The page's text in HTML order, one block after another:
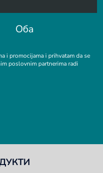
Оба
i promocijama i prihvatam da se
poslovnim partnerima radi